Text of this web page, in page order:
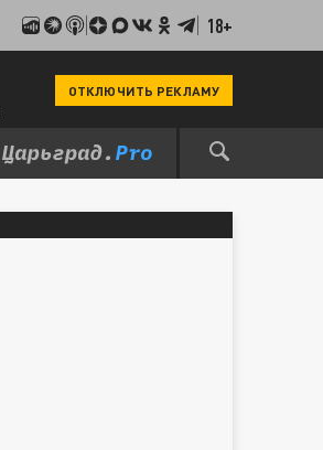
18+
ОТКЛЮЧИТЬ РЕКЛАМУ